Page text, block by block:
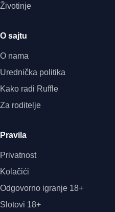
Životinje
O sajtu
O nama
Urednička politika
Kako radi Ruffle
Za roditelje
Pravila
Privatnost
Kolačići
Odgovorno igranje 18+
Slotovi 18+